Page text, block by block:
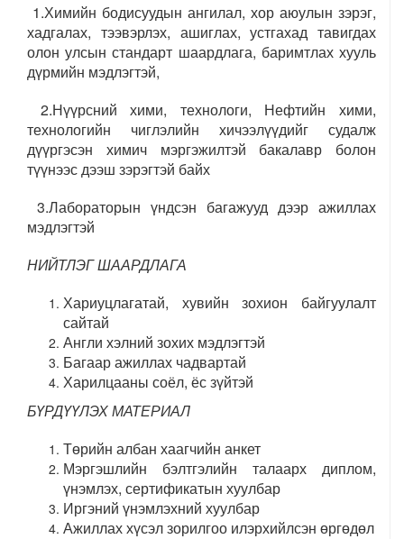
1.Химийн бодисуудын ангилал, хор аюулын зэрэг,
хадгалах, тээвэрлэх, ашиглах, устгахад тавигдах
олон улсын стандарт шаардлага, баримтлах хууль
дүрмийн мэдлэгтэй,
2.Нүүрсний хими, технологи, Нефтийн хими,
технологийн чиглэлийн хичээлүүдийг судалж
дүүргэсэн химич мэргэжилтэй бакалавр болон
түүнээс дээш зэрэгтэй байх
3.Лабораторын үндсэн багажууд дээр ажиллах
мэдлэгтэй
НИЙТЛЭГ ШААРДЛАГА
Хариуцлагатай, хувийн зохион байгуулалт
сайтай
Англи хэлний зохих мэдлэгтэй
Багаар ажиллах чадвартай
Харилцааны соёл, ёс зүйтэй
БҮРДҮҮЛЭХ МАТЕРИАЛ
Төрийн албан хаагчийн анкет
Мэргэшлийн бэлтгэлийн талаарх диплом,
үнэмлэх, сертификатын хуулбар
Иргэний үнэмлэхний хуулбар
Ажиллах хүсэл зорилгоо илэрхийлсэн өргөдөл